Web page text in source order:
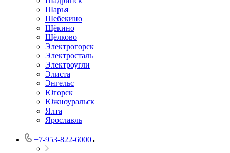
Шарья
Шебекино
Щёкино
Щёлково
Электрогорск
Электросталь
Электроугли
Элиста
Энгельс
Югорск
Южноуральск
Ялта
Ярославль
+7-953-822-6000